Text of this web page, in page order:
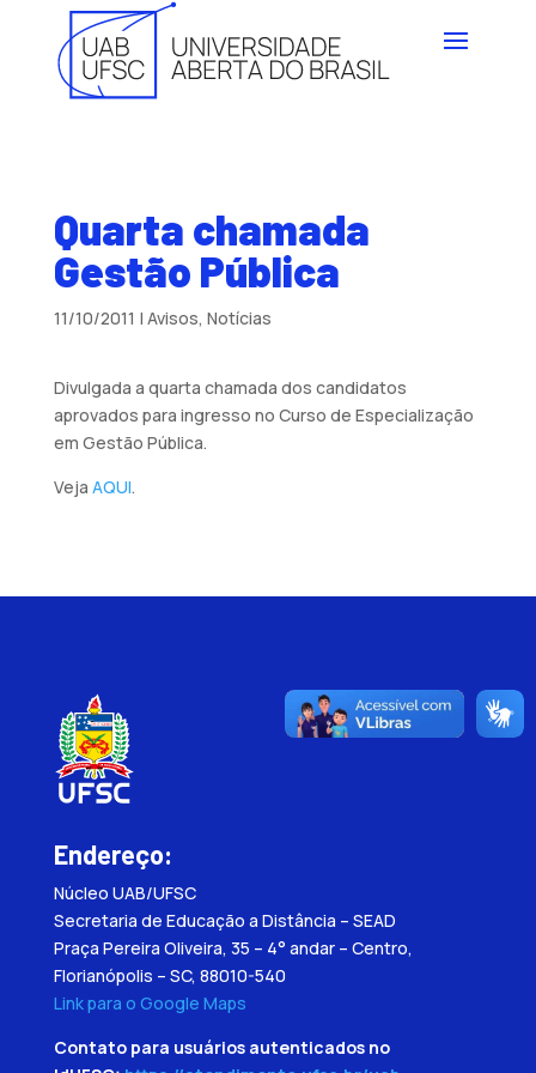
Quarta chamada
Gestão Pública
11/10/2011 | Avisos, Notícias
Divulgada a quarta chamada dos candidatos
aprovados para ingresso no Curso de Especialização
em Gestão Pública.
Veja AQUI.
Endereço:
Núcleo UAB/UFSC
Secretaria de Educação a Distância – SEAD
Praça Pereira Oliveira, 35 – 4° andar – Centro,
Florianópolis – SC, 88010-540
Link para o Google Maps
Contato para usuários autenticados no